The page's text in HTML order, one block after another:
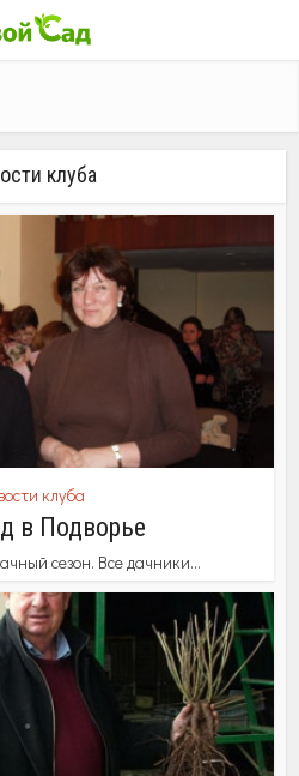
клуба
клуба
в Подворье
сезон. Все дачники...